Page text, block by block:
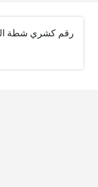
رقم كشري شطة